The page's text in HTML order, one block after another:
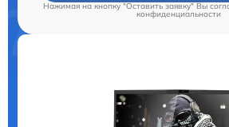
Нажимая на кнопку "Оставить заявку" Вы
конфиденциальности